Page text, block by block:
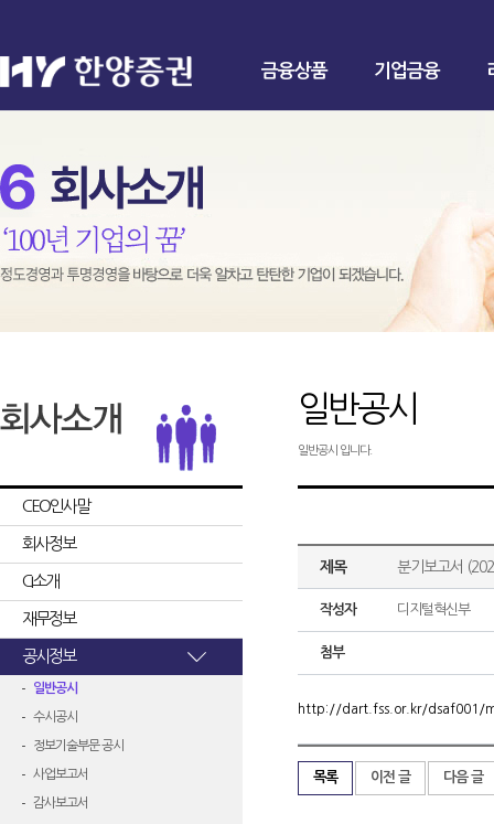
금융상품 기업금융
CEO인사말
회사정보
CI소개
재무정보
공시정보
일반공시
수시공시
정보기술부문 공시
사업보고서
감사보고서
일반공시
일반공시 입니다.
제목 분기보고서
작성자 디지털혁신부
첨부
http://dart.fss.or.kr/dsaf001/
목록 이전 글 다음 글